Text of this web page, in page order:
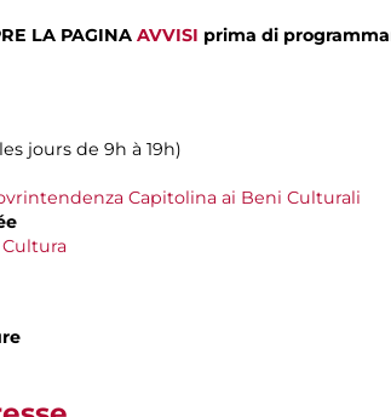
LA PAGINA AVVISI prima di
jours de 9h à 19h)
Capitolina ai Beni Culturali